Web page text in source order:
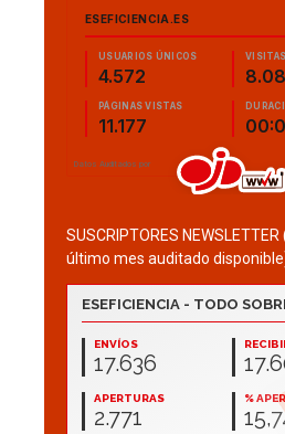
SUSCRIPTORES
último mes auditado